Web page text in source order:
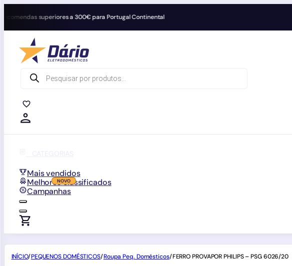
superiores a 300€ para Portugal Continental
Products
search
Mais vendidos
Melhores classificados
Campanhas
0
INÍCIO/PEQUENOS DOMÉSTICOS/Roupa Peq. Domésticos/FERRO PROVAPOR PHILIPS – PSG 6026/20